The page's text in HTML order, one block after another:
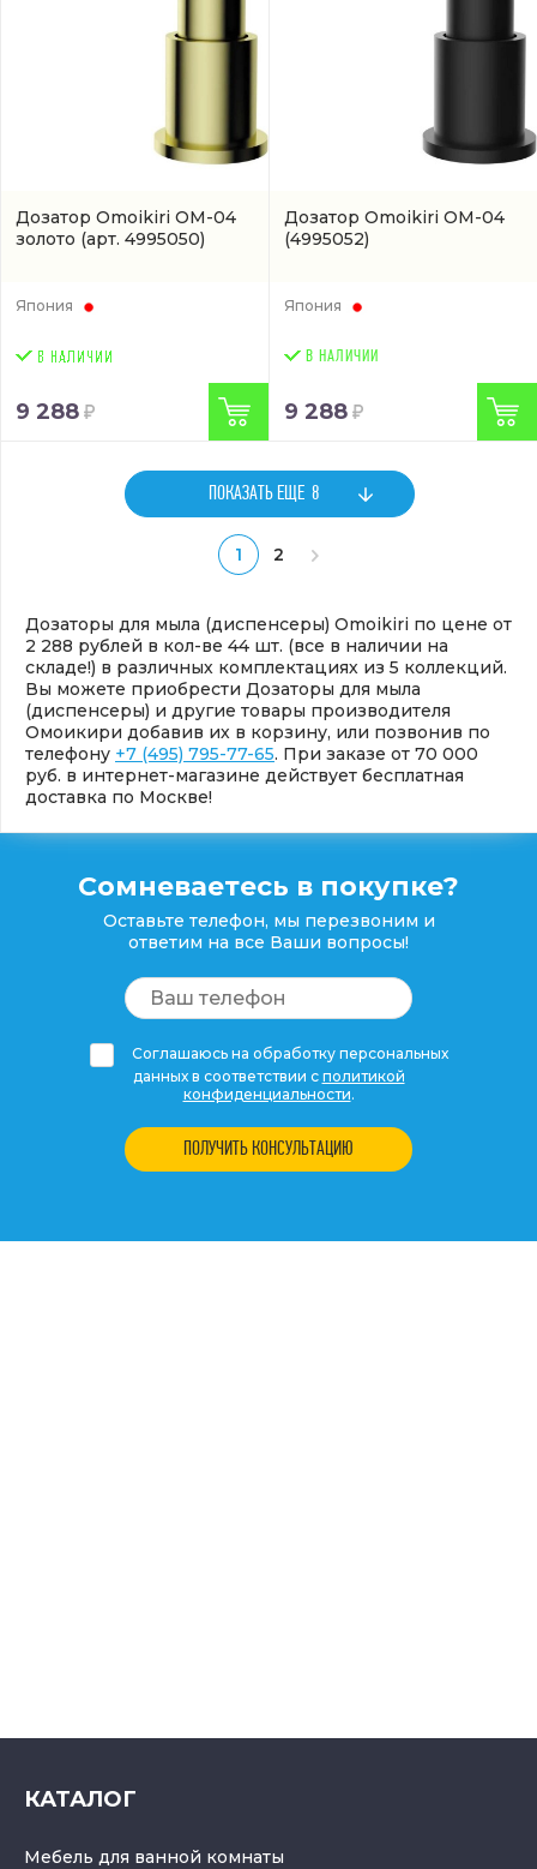
Дозатор Omoikiri OM-04
золото (арт. 4995050)
Япония
9 288
Дозатор Omoikiri OM-04
(4995052)
Япония
В НАЛИЧИИ
9 288
ПОКАЗАТЬ ЕЩЕ 8
1 2
Дозаторы для мыла (диспенсеры) Omoikiri по цене от
2 288 рублей в кол-ве 44 шт. (все в наличии на
складе!) в различных комплектациях из 5 коллекций.
Вы можете приобрести Дозаторы для мыла
(диспенсеры) и другие товары производителя
Омоикири добавив их в корзину, или позвонив по
телефону +7 (495) 795-77-65. При заказе от 70 000
руб. в интернет-магазине действует бесплатная
доставка по Москве!
Сомневаетесь в покупке?
Оставьте телефон, мы перезвоним и
ответим на все Ваши вопросы!
Соглашаюсь на обработку персональных
данных в соответствии с политикой
конфиденциальности.
ПОЛУЧИТЬ КОНСУЛЬТАЦИЮ
КАТАЛОГ
Мебель для ванной комнаты